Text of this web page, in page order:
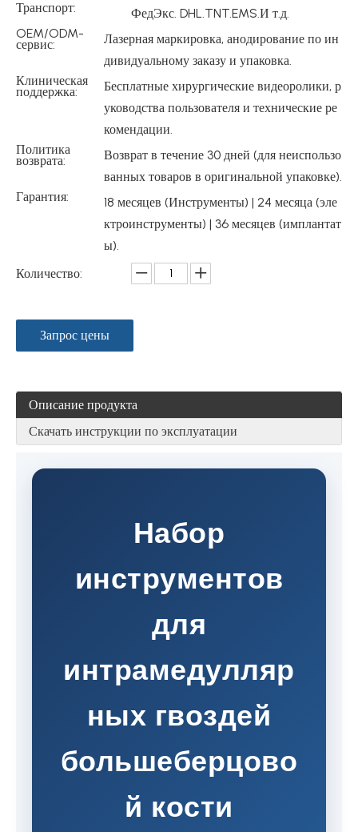
Транспорт:
ФедЭкс. DHL.TNT.EMS.И т.д.
OEM/ODM-
сервис:
Лазерная маркировка, анодирование по ин
дивидуальному заказу и упаковка.
Клиническая
поддержка:
Бесплатные хирургические видеоролики, р
уководства пользователя и технические ре
комендации.
Политика
возврата:
Возврат в течение 30 дней (для неиспользо
ванных товаров в оригинальной упаковке).
Гарантия:
18 месяцев (Инструменты) | 24 месяца (эле
ктроинструменты) | 36 месяцев (имплантат
ы).
Количество:
Запрос цены
Описание продукта
Скачать инструкции по эксплуатации
Набор
инструментов
для
интрамедулляр
ных гвоздей
большеберцово
й кости